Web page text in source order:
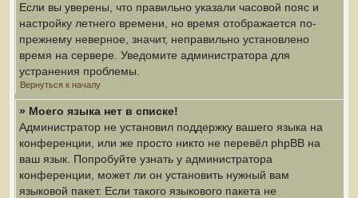
Если вы уверены, что правильно указали часовой пояс и
настройку летнего времени, но время отображается по-
прежнему неверное, значит, неправильно установлено
время на сервере. Уведомите администратора для
устранения проблемы.
Вернуться к началу
» Моего языка нет в списке!
Администратор не установил поддержку вашего языка на
конференции, или же просто никто не перевёл phpBB на
ваш язык. Попробуйте узнать у администратора
конференции, может ли он установить нужный вам
языковой пакет. Если такого языкового пакета не